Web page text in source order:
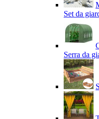
Set da
Serra da